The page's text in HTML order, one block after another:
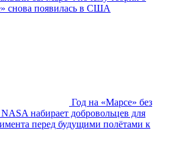
снова появилась в США
Год на «Марсе» без
набирает добровольцев для
перед будущими полётами к